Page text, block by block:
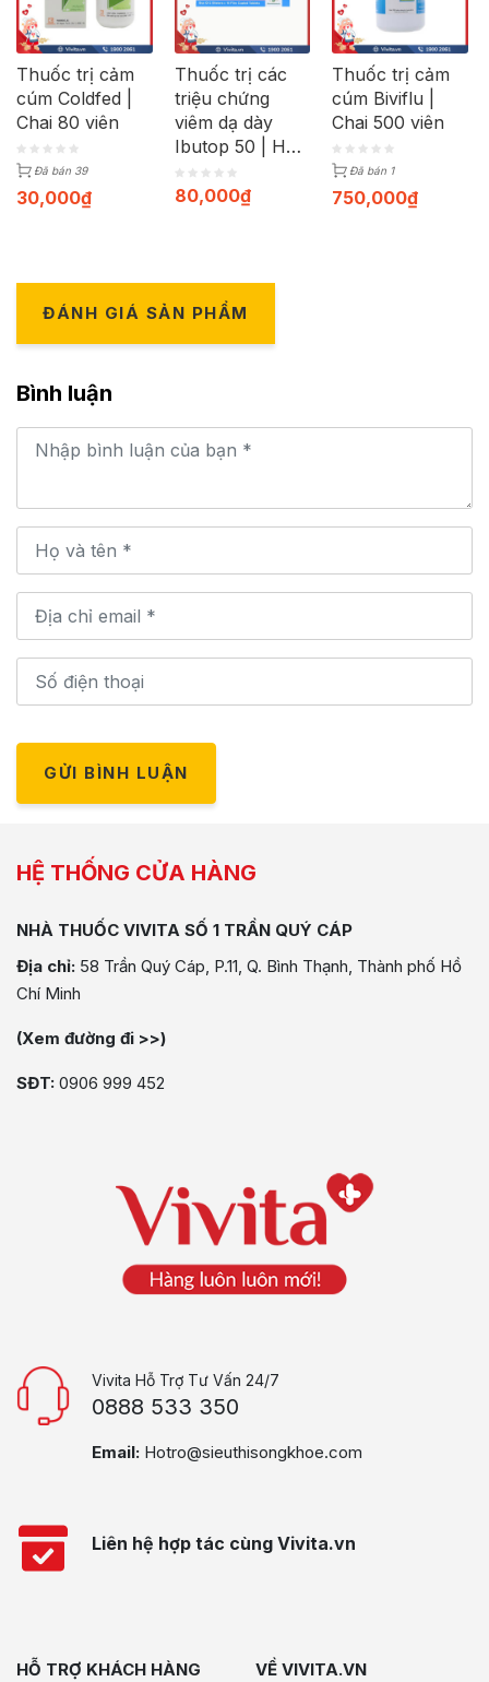
Thuốc trị cảm
cúm Coldfed |
Chai 80 viên
Đã bán 39
30,000₫
Thuốc trị các
triệu chứng
viêm dạ dày
Ibutop 50 | Hộp
20 viên
80,000₫
Thuốc trị cảm
cúm Biviflu |
Chai 500 viên
Đã bán 1
750,000₫
ĐÁNH GIÁ SẢN PHẨM
Bình luận
GỬI BÌNH LUẬN
HỆ THỐNG CỬA HÀNG
NHÀ THUỐC VIVITA SỐ 1 TRẦN QUÝ CÁP
Địa chỉ: 58 Trần Quý Cáp, P.11, Q. Bình Thạnh, Thành phố Hồ
Chí Minh
(Xem đường đi >>)
SĐT: 0906 999 452
Vivita Hỗ Trợ Tư Vấn 24/7
0888 533 350
Email: Hotro@sieuthisongkhoe.com
Liên hệ hợp tác cùng Vivita.vn
HỖ TRỢ KHÁCH HÀNG VỀ VIVITA.VN